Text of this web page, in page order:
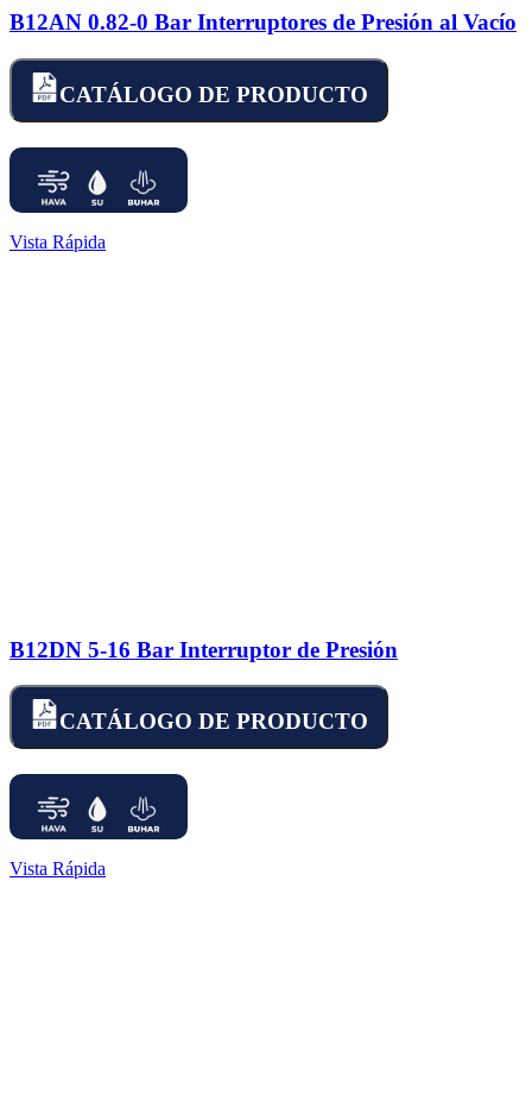
B12AN 0.82-0 Bar Interruptores de Presión al Vacío
CATÁLOGO DE PRODUCTO
Vista Rápida
B12DN 5-16 Bar Interruptor de Presión
CATÁLOGO DE PRODUCTO
Vista Rápida